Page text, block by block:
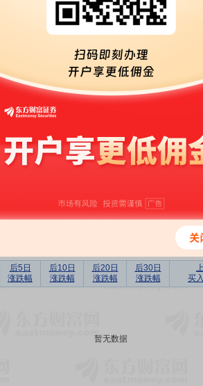
后5日
涨跌幅
后10日
涨跌幅
后20日
涨跌幅
后30日
涨跌幅
买
暂无数据